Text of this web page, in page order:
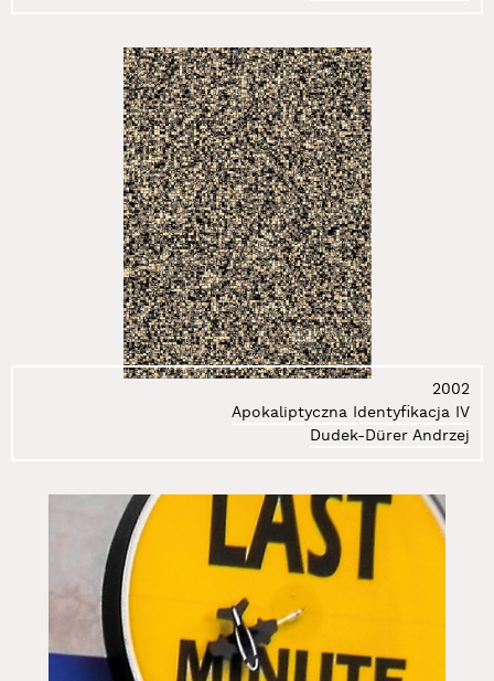
2002
Apokaliptyczna Identyfikacja IV
Dudek-Dürer Andrzej